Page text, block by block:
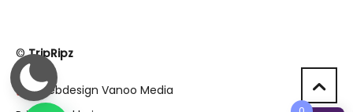
©TripRipz
Webdesign Vanoo Media